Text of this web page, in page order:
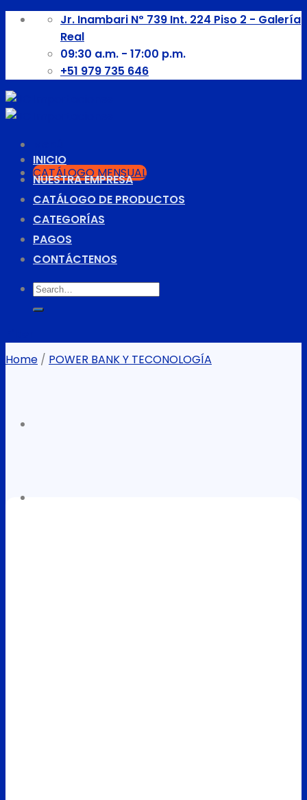
Skip
content
Jr. Inambari Nº 739 Int. 224 Piso 2 - Galería
Real
09:30 a.m. - 17:00 p.m.
+51 979 735 646
CATÁLOGO MENSUAL
INICIO
NUESTRA EMPRESA
CATÁLOGO DE PRODUCTOS
CATEGORÍAS
PAGOS
CONTÁCTENOS
Search
for:
Home / POWER BANK Y TECONOLOGÍA